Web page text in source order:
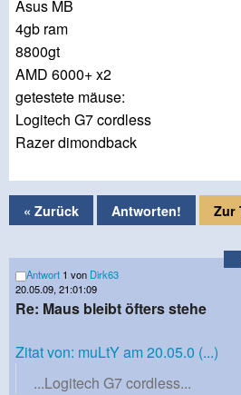
Asus MB
4gb ram
8800gt
AMD 6000+ x2
getestete mäuse:
Logitech G7 cordless
Razer dimondback
« Zurück Antworten! Zur
Antwort 1 von Dirk63
20.05.09, 21:01:09
Re: Maus bleibt öfters stehe
Zitat von: muLtY am 20.05.0 (...)
...Logitech G7 cordless...